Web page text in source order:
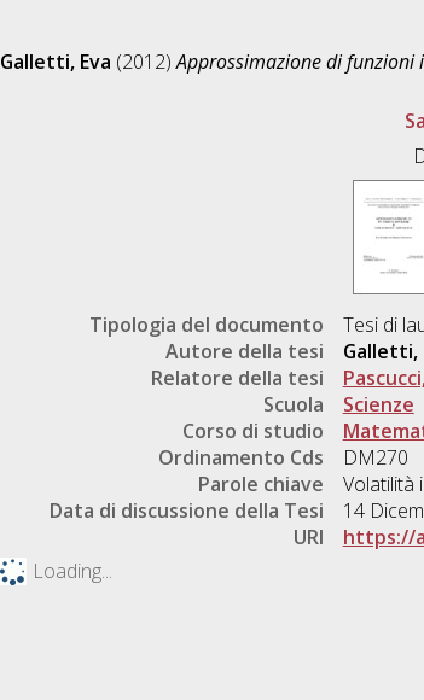
Galletti, Eva (2012)Approssimazione di
Tipologia del documento
Tesi di
Autore della tesi
Galletti,
Relatore della tesi
Scuola
Scienze
Corso di studio
Ordinamento Cds
DM270
Parole chiave
Volatilità
Data di discussione della Tesi
14
URI
https://
Loading...